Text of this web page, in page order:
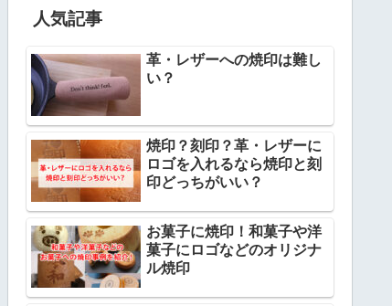
人気記事
革・レザーへの焼印は難し
い？
焼印？刻印？革・レザーに
ロゴを入れるなら焼印と刻
印どっちがいい？
お菓子に焼印！和菓子や洋
菓子にロゴなどのオリジナ
ル焼印